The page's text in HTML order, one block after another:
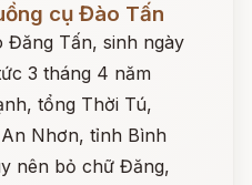
cụ Đào Tấn
Tấn, sinh ngày
3 tháng 4 năm
tổng Thời Tú,
Nhơn, tỉnh Bình
nên bỏ chữ Đăng,